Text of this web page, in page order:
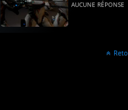
AUCUNE RÉPONSE